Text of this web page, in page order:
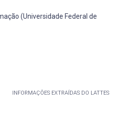
(Universidade Federal de
INFORMAÇÕES EXTRAÍDAS DO LATTES